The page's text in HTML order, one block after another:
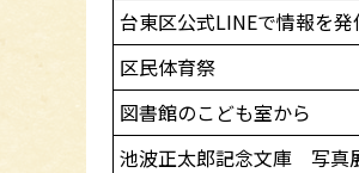
台東区公式LINEで情報を発
区民体育祭
図書館のこども室から
池波正太郎記念文庫 写真